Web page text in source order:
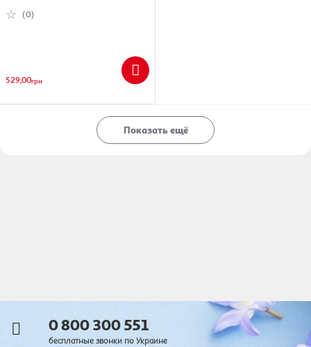
(0)
529,00грн
Показать ещё
0 800 300 551
бесплатные звонки по Украине